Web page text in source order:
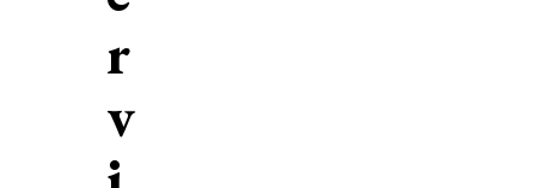
r
v